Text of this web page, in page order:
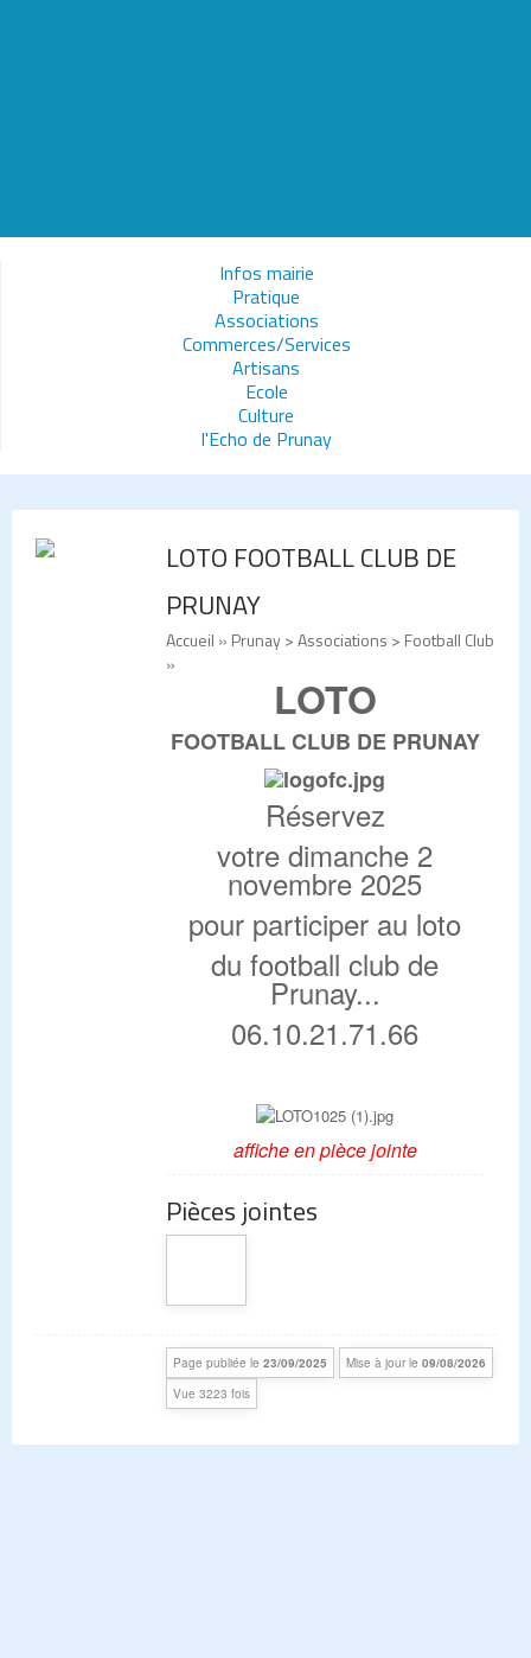
Infos mairie
Pratique
Associations
Commerces/Services
Artisans
Ecole
Culture
l'Echo de Prunay
LOTO FOOTBALL CLUB DE
PRUNAY
Accueil » Prunay > Associations > Football Club
»
LOTO
FOOTBALL CLUB DE PRUNAY
Réservez
votre dimanche 2
novembre 2025
pour participer au loto
du football club de
Prunay...
06.10.21.71.66
affiche en pièce jointe
Pièces jointes
Page publiée le 23/09/2025 Mise à jour le 09/08/2026
Vue 3223 fois